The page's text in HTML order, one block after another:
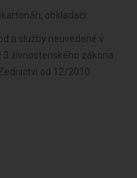
obkladači
a služby neuvedené v
3 živnostenského zákona
od 12/2010